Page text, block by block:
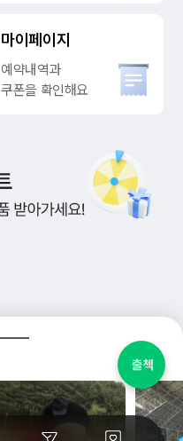
마이페이지
예약내역과
쿠폰을 확인해요